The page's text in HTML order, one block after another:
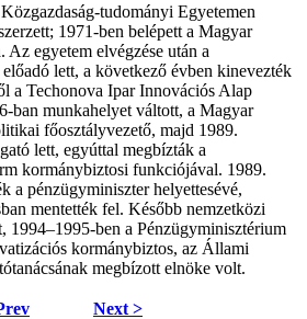
tudományi Egyetemen
1971-ben belépett a Magyar
Az egyetem elvégzése után a
lett, a következő évben kinevezték
a Techonova Ipar Innovációs Alap
ban munkahelyet váltott, a Magyar
főosztályvezető, majd 1989.
lett, egyúttal megbízták a
kormánybiztosi funkciójával. 1989.
a pénzügyminiszter helyettesévé,
mentették fel. Később nemzetközi
1994–1995-ben a Pénzügyminisztérium
kormánybiztos, az Állami
megbízott elnöke volt.
Next >